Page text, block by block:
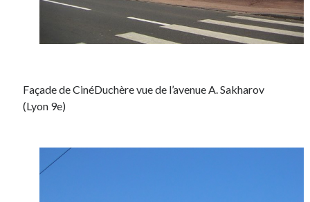
Façade de CinéDuchère vue de l’avenue A. Sakharov
(Lyon 9e)